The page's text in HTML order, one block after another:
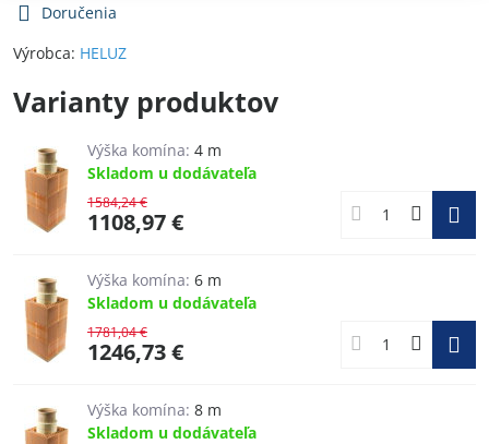
Doručenia
Výrobca: HELUZ
Varianty produktov
Výška komína: 4 m
Skladom u dodávateľa
1584,24 €
1108,97 €
Výška komína: 6 m
Skladom u dodávateľa
1781,04 €
1246,73 €
Výška komína: 8 m
Skladom u dodávateľa